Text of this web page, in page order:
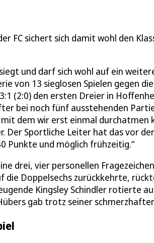
FC sichert sich damit wohl den
und darf sich wohl auf ein
von 13 sieglosen Spielen gegen
(2:0) den ersten Dreier in
bei noch fünf ausstehenden
dem wir erst einmal durchatmen
Der Sportliche Leiter hat das vor
Punkte und möglich frühzeitig.“
drei, vier personellen
die Doppelsechs zurückkehrte,
Kingsley Schindler rotierte
gab trotz seiner